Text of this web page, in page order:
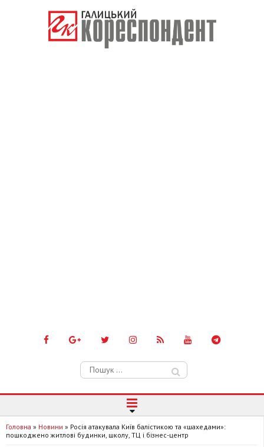
Пошук:
Головна » Новини » Росія атакувала Київ балістикою та «шахедами»:
пошкоджено житлові будинки, школу, ТЦ і бізнес-центр